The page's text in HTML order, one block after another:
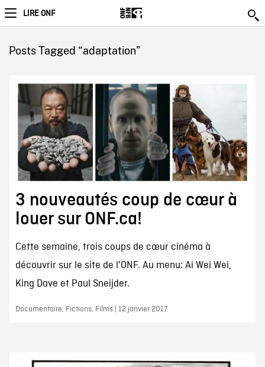
LIRE ONF
Posts Tagged “adaptation”
3 nouveautés coup de cœur à
louer sur ONF.ca!
Cette semaine, trois coups de cœur cinéma à
découvrir sur le site de l'ONF. Au menu: Ai Wei Wei,
King Dave et Paul Sneijder.
Documentaire, Fictions, Films | 12 janvier 2017